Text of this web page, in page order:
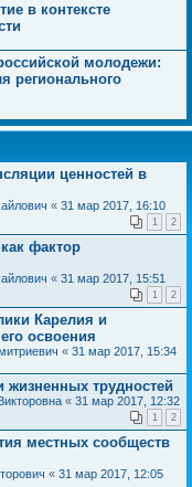
в контексте
молодежи:
регионального
ценностей в
« 31 мар 2017, 16:10
1 2
фактор
« 31 мар 2017, 15:51
1 2
Карелия и
освоения
« 31 мар 2017, 15:34
трудностей
« 31 мар 2017, 12:32
1 2
местных сообществ
« 31 мар 2017, 12:05